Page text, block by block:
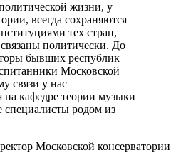
жизни, у
всегда сохраняются
тех стран,
политически. До
бывших республик
Московской
связи у нас
кафедре теории музыки
специалисты родом из
Московской консерватории